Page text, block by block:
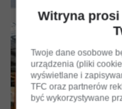
Witryna
Twoje dane osobowe
urządzenia (pliki
wyświetlane i
TFC oraz partnerów
być wykorzystywane